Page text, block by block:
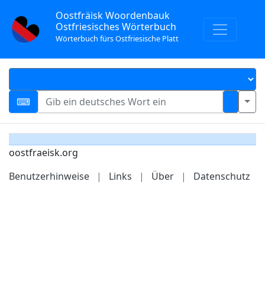
Oostfräisk Woordenbauk
Ostfriesisches Wörterbuch
Wörterbuch fürs Ostfriesische Platt
oostfraeisk.org
Benutzerhinweise
| Links | Über | Datenschutz